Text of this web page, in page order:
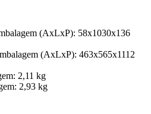
(AxLxP): 58x1030x136
(AxLxP): 463x565x1112
2,11 kg
2,93 kg